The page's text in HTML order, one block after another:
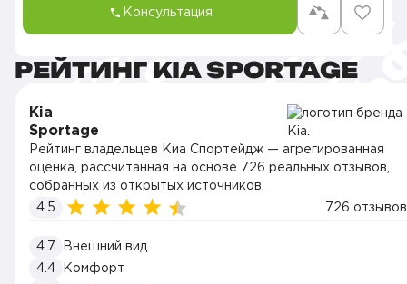
Консультация
РЕЙТИНГ KIA SPORTAGE
Kia
Sportage
Рейтинг владельцев Киа Спортейдж — агрегированная
оценка, рассчитанная на основе 726 реальных отзывов,
собранных из открытых источников.
4.5
726 отзывов
4.7
Внешний вид
4.4
Комфорт